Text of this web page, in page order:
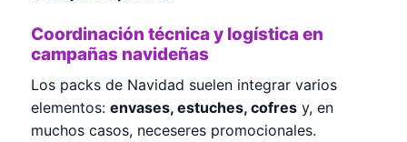
Coordinación técnica y logística en
campañas navideñas
Los packs de Navidad suelen integrar varios
elementos: envases, estuches, cofres y, en
muchos casos, neceseres promocionales.